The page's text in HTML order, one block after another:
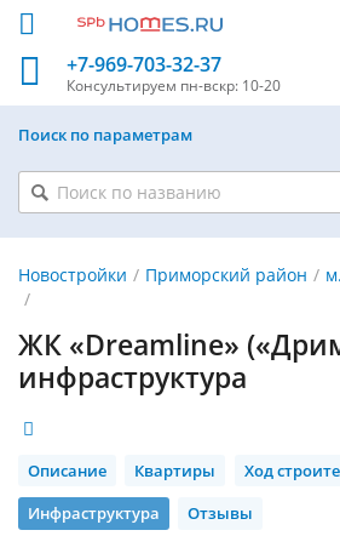
+7-969-703-32-37
Консультируем пн-вскр: 10-20
Поиск по параметрам
Новостройки Приморский район
ЖК «Dreamline»
инфраструктура
Описание Квартиры
Ход
Инфраструктура
Отзывы